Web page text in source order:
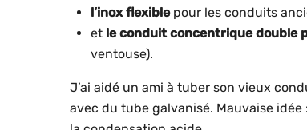
l’inox flexiblepour les conduits
et le conduit concentrique double
ventouse).
J’ai aidé un ami à tuber son vieux
avec du tube galvanisé. Mauvaise idée